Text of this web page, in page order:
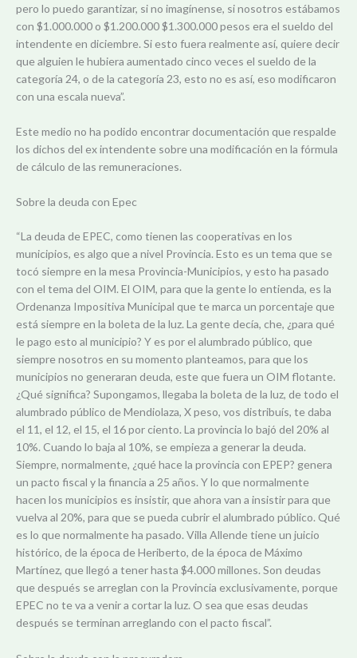
pero lo puedo garantizar, si no imagínense, si nosotros estábamos
con $1.000.000 o $1.200.000 $1.300.000 pesos era el sueldo del
intendente en diciembre. Si esto fuera realmente así, quiere decir
que alguien le hubiera aumentado cinco veces el sueldo de la
categoría 24, o de la categoría 23, esto no es así, eso modificaron
con una escala nueva”.
Este medio no ha podido encontrar documentación que respalde
los dichos del ex intendente sobre una modificación en la fórmula
de cálculo de las remuneraciones.
Sobre la deuda con Epec
“La deuda de EPEC, como tienen las cooperativas en los
municipios, es algo que a nivel Provincia. Esto es un tema que se
tocó siempre en la mesa Provincia-Municipios, y esto ha pasado
con el tema del OIM. El OIM, para que la gente lo entienda, es la
Ordenanza Impositiva Municipal que te marca un porcentaje que
está siempre en la boleta de la luz. La gente decía, che, ¿para qué
le pago esto al municipio? Y es por el alumbrado público, que
siempre nosotros en su momento planteamos, para que los
municipios no generaran deuda, este que fuera un OIM flotante.
¿Qué significa? Supongamos, llegaba la boleta de la luz, de todo el
alumbrado público de Mendiolaza, X peso, vos distribuís, te daba
el 11, el 12, el 15, el 16 por ciento. La provincia lo bajó del 20% al
10%. Cuando lo baja al 10%, se empieza a generar la deuda.
Siempre, normalmente, ¿qué hace la provincia con EPEP? genera
un pacto fiscal y la financia a 25 años. Y lo que normalmente
hacen los municipios es insistir, que ahora van a insistir para que
vuelva al 20%, para que se pueda cubrir el alumbrado público. Qué
es lo que normalmente ha pasado. Villa Allende tiene un juicio
histórico, de la época de Heriberto, de la época de Máximo
Martínez, que llegó a tener hasta $4.000 millones. Son deudas
que después se arreglan con la Provincia exclusivamente, porque
EPEC no te va a venir a cortar la luz. O sea que esas deudas
después se terminan arreglando con el pacto fiscal”.